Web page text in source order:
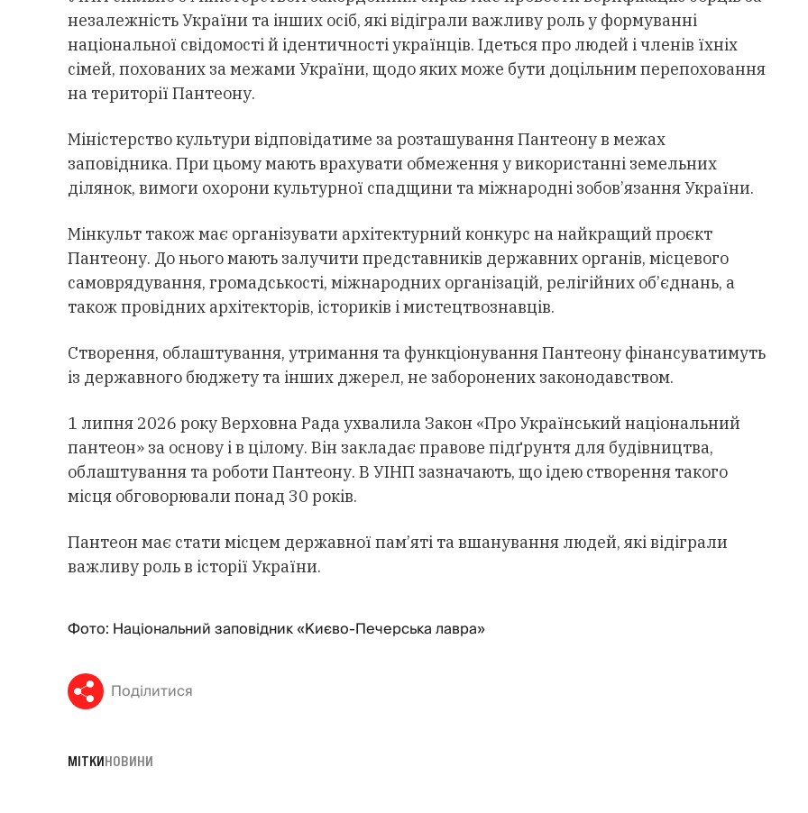
незалежність України та інших осіб, які відіграли важливу роль у формуванні
національної свідомостій ідентичності українців. Ідеться про людей і членів їхніх
сімей, похованих за межами України, щодояких може бути доцільним перепоховання
на території Пантеону.
Міністерство культури відповідатиме за розташування Пантеону в межах
заповідника. При цьомумають врахувати обмеження у використанні земельних
ділянок, вимоги охорони культурної спадщини та міжнародні зобов’язання України.
Мінкульт також має організувати архітектурний конкурс на найкращий проєкт
Пантеону. До нього мають залучити представників державних органів, місцевого
самоврядування, громадськості, міжнародних організацій, релігійних об’єднань, а
також провідних архітекторів, істориків і мистецтвознавців.
Створення, облаштування, утримання та функціонування Пантеону фінансуватимуть
із державного бюджету та інших джерел, не заборонених законодавством.
1 липня 2026 року Верховна Рада ухвалила Закон «Про Український національний
пантеон» за основу і в цілому. Він закладає правове підґрунтя для будівництва,
облаштування та роботи Пантеону. В УІНП зазначають, що ідею створення такого
місця обговорювали понад 30 років.
Пантеон має стати місцем державної пам’яті та вшанування людей, які відіграли
важливу роль в історії України.
Фото: Національний заповідник «Києво-Печерська лавра»
Поділитися
МІТКИНОВИНИ